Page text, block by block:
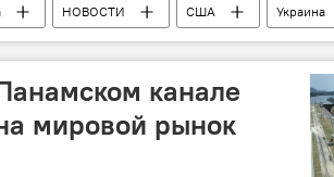
НОВОСТИ США
Украина
Обострение ситуации вокруг Украины
канале
мировой рынок